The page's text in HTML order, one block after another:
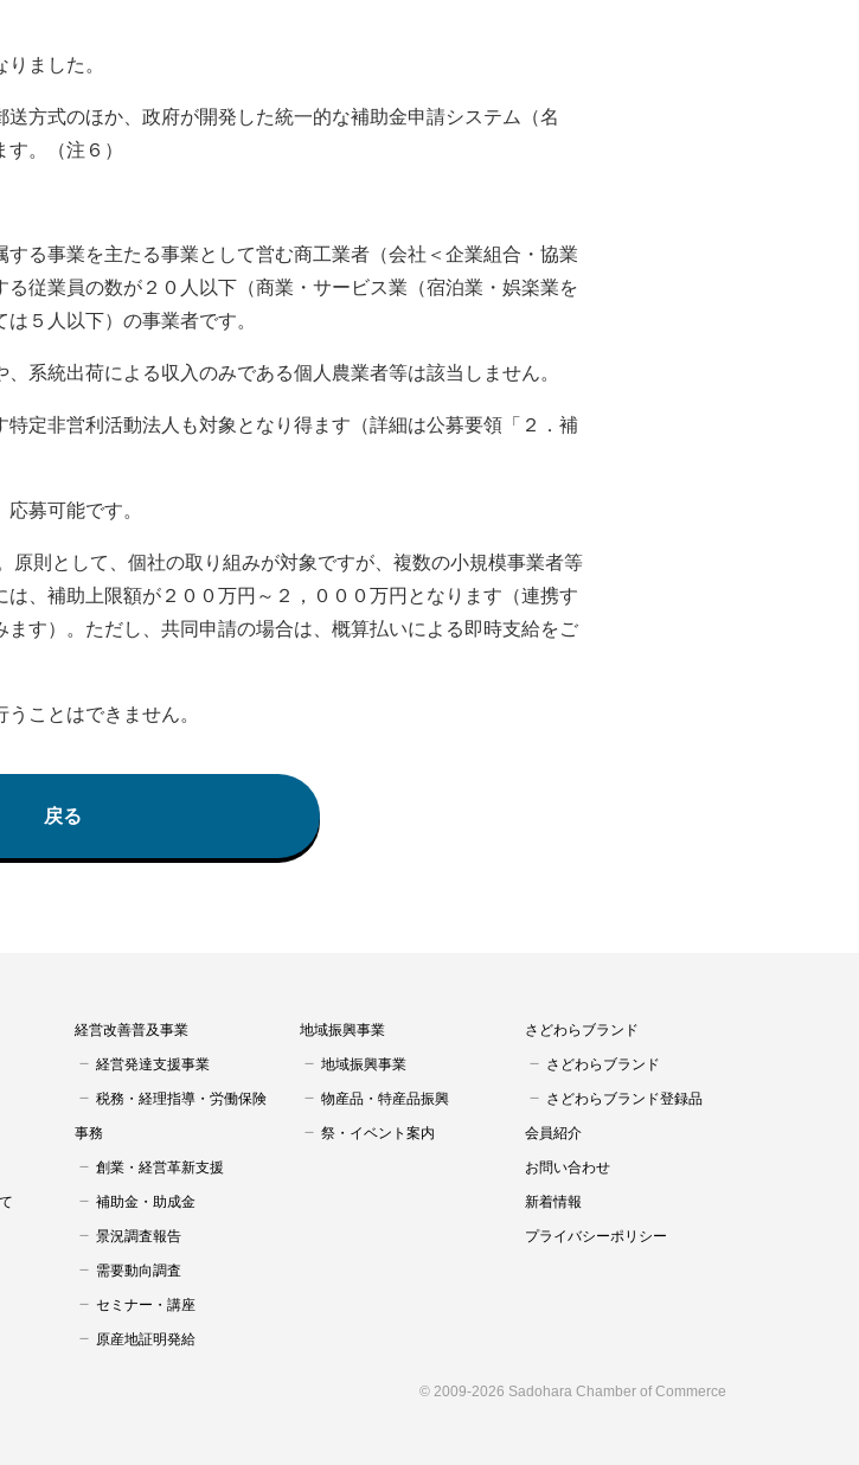
ました。
方式のほか、政府が開発した統一的な補助金申請システム（名
。（注６）
る事業を主たる事業として営む商工業者（会社＜企業組合・協業
従業員の数が２０人以下（商業・サービス業（宿泊業・娯楽業を
５人以下）の事業者です。
系統出荷による収入のみである個人農業者等は該当しません。
特定非営利活動法人も対象となり得ます（詳細は公募要領「２．補
募可能です。
原則として、個社の取り組みが対象ですが、複数の小規模事業者等
、補助上限額が２００万円～２，０００万円となります（連携す
す）。ただし、共同申請の場合は、概算払いによる即時支給をご
ことはできません。
戻る
経営改善普及事業
経営発達支援事業
税務・経理指導・労働保険
事務
創業・経営革新支援
補助金・助成金
景況調査報告
需要動向調査
セミナー・講座
原産地証明発給
地域振興事業
地域振興事業
物産品・特産品振興
祭・イベント案内
さどわらブランド
さどわらブランド
さどわらブランド登録品
会員紹介
お問い合わせ
新着情報
プライバシーポリシー
© 2009-2026 Sadohara Chamber of Commerce